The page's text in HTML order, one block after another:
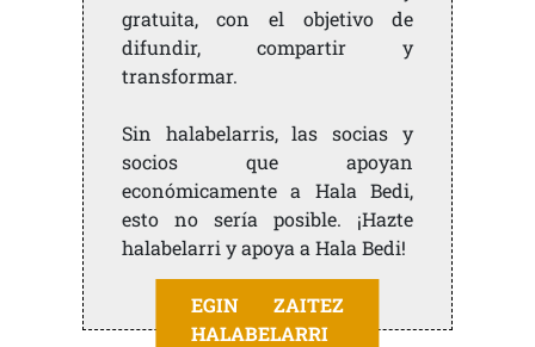
gratuita, con el objetivo de
difundir, compartir y
transformar.
Sin halabelarris, las socias y
socios que apoyan
económicamente a Hala Bedi,
esto no sería posible. ¡Hazte
halabelarri y apoya a Hala Bedi!
EGIN ZAITEZ
HALABELARRI